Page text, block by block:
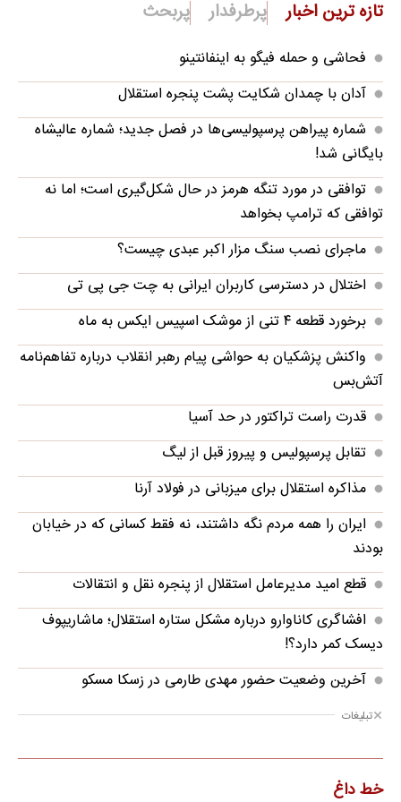
تازه ترین اخبار پرطرفدار پربحث
فحاشی و حمله فیگو به اینفانتینو
آدان با چمدان شکایت پشت پنجره استقلال
شماره پیراهن پرسپولیسی‌ها در فصل جدید؛ شماره عالیشاه
بایگانی شد!
توافقی در مورد تنگه هرمز در حال شکل‌گیری است؛ اما نه
توافقی که ترامپ بخواهد
ماجرای نصب سنگ مزار اکبر عبدی چیست؟
اختلال در دسترسی کاربران ایرانی به چت جی پی تی
برخورد قطعه ۴ تنی از موشک اسپیس ایکس به ماه
واکنش پزشکیان به حواشی پیام رهبر انقلاب درباره تفاهم‌نامه
آتش‌بس
قدرت راست تراکتور در حد آسیا
تقابل پرسپولیس و پیروز قبل از لیگ
مذاکره استقلال برای میزبانی در فولاد آرنا
ایران را همه مردم نگه داشتند، نه فقط کسانی که در خیابان
بودند
قطع امید مدیرعامل استقلال از پنجره نقل و انتقالات
افشاگری کاناوارو درباره مشکل ستاره استقلال؛ ماشاریپوف
دیسک کمر دارد؟!
آخرین وضعیت حضور مهدی طارمی در زسکا مسکو
تبلیغات
خط داغ